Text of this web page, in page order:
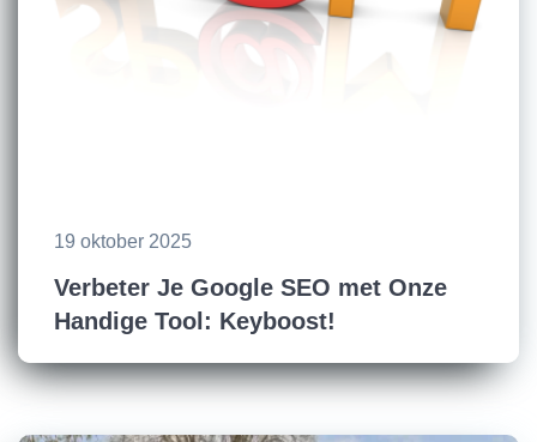
19 oktober 2025
Verbeter Je Google SEO met Onze
Handige Tool: Keyboost!